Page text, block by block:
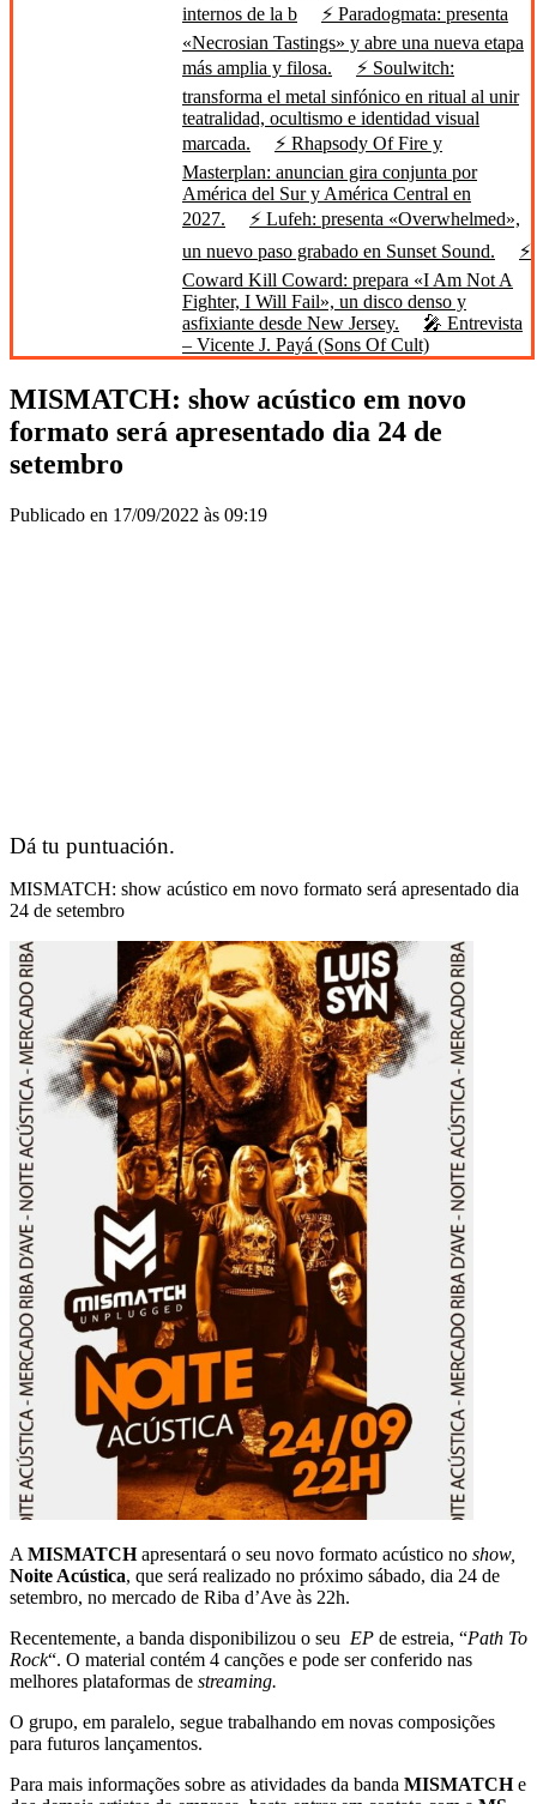
internos de la b
⚡ Paradogmata: presenta
«Necrosian Tastings» y abre una nueva etapa
más amplia y filosa.
⚡ Soulwitch:
transforma el metal sinfónico en ritual al unir
teatralidad, ocultismo e identidad visual
marcada.
⚡ Rhapsody Of Fire y
Masterplan: anuncian gira conjunta por
América del Sur y América Central en
2027.
⚡ Lufeh: presenta «Overwhelmed»,
un nuevo paso grabado en Sunset Sound.
⚡
Coward Kill Coward: prepara «I Am Not A
Fighter, I Will Fail», un disco denso y
asfixiante desde New Jersey.
🎤 Entrevista
– Vicente J. Payá (Sons Of Cult)
MISMATCH: show acústico em novo
formato será apresentado dia 24 de
setembro
Publicado en 17/09/2022 às 09:19
Dá tu puntuación.
MISMATCH: show acústico em novo formato será apresentado dia
24 de setembro
A MISMATCHapresentará o seu novo formato acústico no show,
Noite Acústica, que será realizado no próximo sábado, dia 24 de
setembro, no mercado de Riba d’Ave às 22h.
Recentemente, a banda disponibilizou o seu EP de estreia, “Path To
Rock“. O material contém 4 canções e pode ser conferido nas
melhores plataformas de streaming.
O grupo, em paralelo, segue trabalhando em novas composições
para futuros lançamentos.
Para mais informações sobre as atividades da banda MISMATCHe